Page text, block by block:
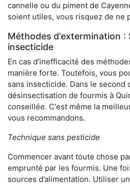
cannelle ou du piment de
soient utiles, vous risquez de ne
Méthodes d’extermination :
insecticide
En cas d’inefficacité des
manière forte. Toutefois, vous
sans insecticide. Dans le second
désinsectisation de fourmis à
conseillée. C'est même la
vous recommandons.
Technique sans pesticide
Commencer avant toute chose
emprunté par les fourmis. Une
sources d’alimentation. Utiliser